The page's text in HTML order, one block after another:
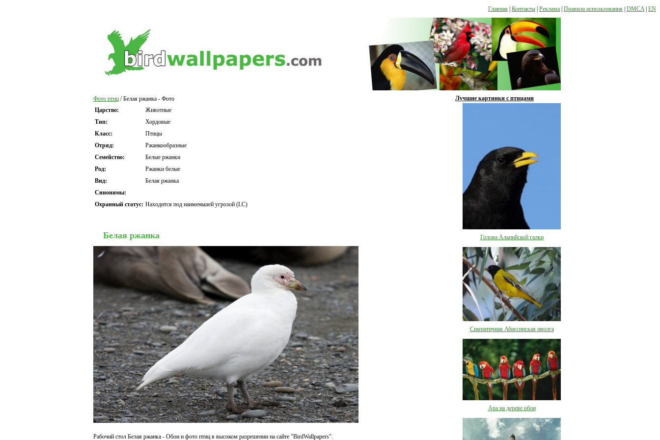
Главная Контакты Реклама Правила использования DMCA EN
Фото птиц / Белая ржанка - Фото
Царство:
Животные
Тип:
Хордовые
Класс:
Птицы
Отряд:
Ржанкообразные
Семейство:
Белые ржанки
Род:
Ржанки белые
Вид:
Белая ржанка
Синонимы:
Охранный статус: Находится под наименьшей угрозой (LC)
Белая ржанка
Рабочий стол Белая ржанка - Обои и фото птиц в высоком разрешении на сайте "BirdWallpapers".
Лучшие картинки с птицами
Голова Альпийской галки
Симпатичная Абиссинская иволга
Ара на дереве обои